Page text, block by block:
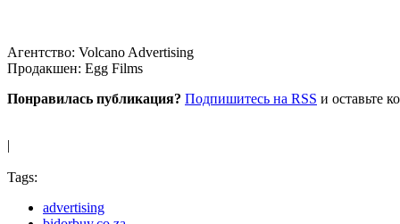
Агентство: Volcano Advertising
Продакшен: Egg Films
Понравилась публикация? Подпишитесь на RSS и оставьте
|
Tags:
advertising